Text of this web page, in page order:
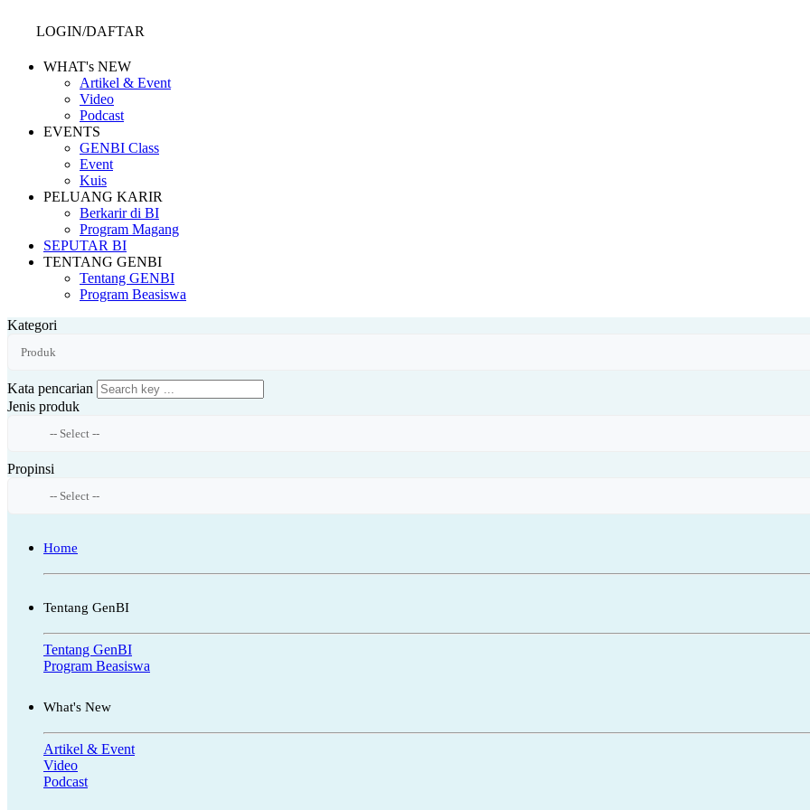
LOGIN/DAFTAR
WHAT's NEW
Artikel & Event
Video
Podcast
EVENTS
GENBI Class
Event
Kuis
PELUANG KARIR
Berkarir di BI
Program Magang
SEPUTAR BI
TENTANG GENBI
Tentang GENBI
Program Beasiswa
Kategori
Kata pencarian
Jenis produk
Propinsi
Home
Tentang GenBI
Tentang GenBI
Program Beasiswa
What's New
Artikel & Event
Video
Podcast